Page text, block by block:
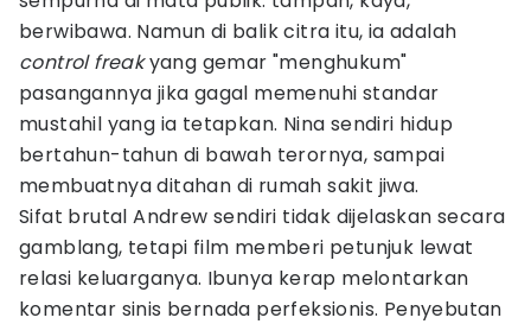
berwibawa. Namun di balik citra itu, ia adalah
control freakyang gemar "menghukum"
pasangannya jika gagal memenuhi standar
mustahil yang ia tetapkan. Nina sendiri hidup
bertahun-tahun di bawah terornya, sampai
membuatnya ditahan di rumah sakit jiwa.
Sifat brutal Andrew sendiri tidak dijelaskan secara
gamblang, tetapi film memberi petunjuk lewat
relasi keluarganya. Ibunya kerap melontarkan
komentar sinis bernada perfeksionis. Penyebutan